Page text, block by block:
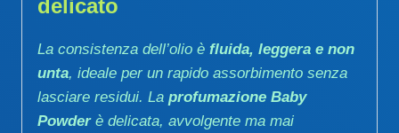
delicato
La consistenza dell’olio è fluida, leggera e non
unta, ideale per un rapido assorbimento senza
lasciare residui. La profumazione Baby
Powderè delicata, avvolgente ma mai